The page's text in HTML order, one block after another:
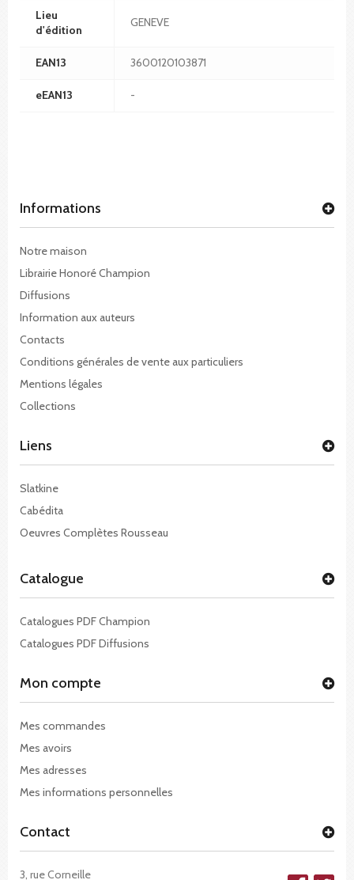
Lieu
d'édition
GENEVE
EAN13 3600120103871
eEAN13 -
Informations
Notre maison
Librairie Honoré Champion
Diffusions
Information aux auteurs
Contacts
Conditions générales de vente aux particuliers
Mentions légales
Collections
Liens
Slatkine
Cabédita
Oeuvres Complètes Rousseau
Catalogue
Catalogues PDF Champion
Catalogues PDF Diffusions
Mon compte
Mes commandes
Mes avoirs
Mes adresses
Mes informations personnelles
Contact
3, rue Corneille